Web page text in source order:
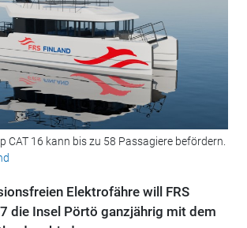
CAT 16 kann bis zu 58 Passagiere befördern.
Elektrofähre will FRS
die Insel Pörtö ganzjährig mit dem